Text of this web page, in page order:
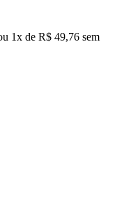
1x de R$ 49,76 sem